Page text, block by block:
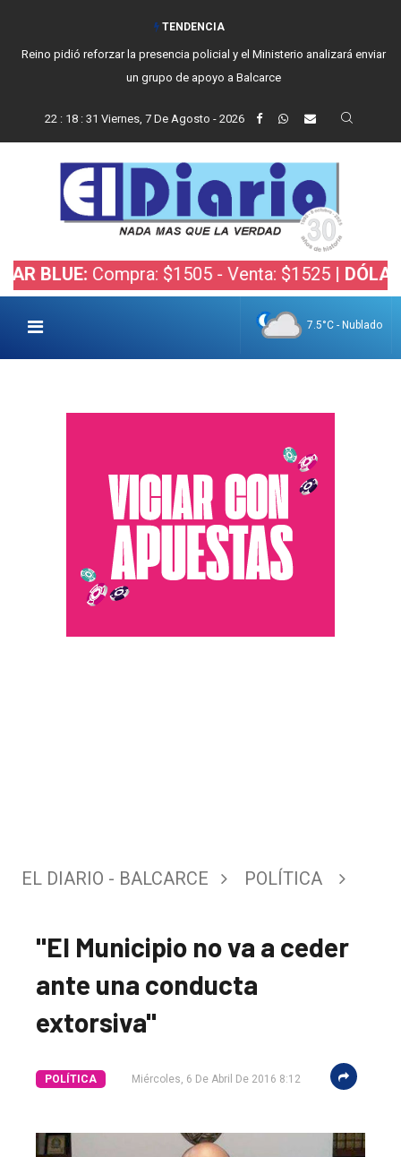
TENDENCIA
Reino pidió reforzar la presencia policial y el Ministerio analizará enviar
un grupo de apoyo a Balcarce
22: 18: 32 Viernes, 7 De Agosto - 2026
Compra: $1505 - Venta: $1525 | DÓLAR
7.5°C - Nublado
EL DIARIO - BALCARCE POLÍTICA
"El Municipio no va a ceder
ante una conducta
extorsiva"
POLÍTICA Miércoles, 6 De Abril De 2016 8:12